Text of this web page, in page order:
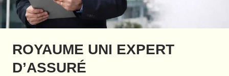
ROYAUME UNI EXPERT
D’ASSURÉ